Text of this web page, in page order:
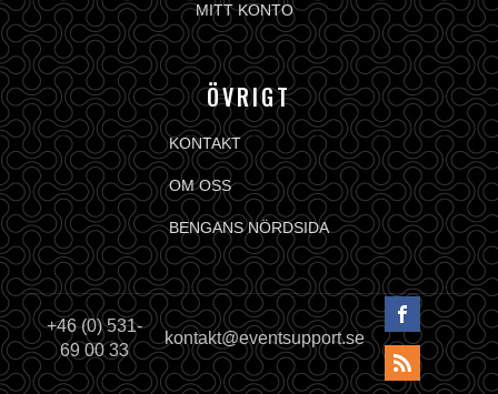
MITT KONTO
ÖVRIGT
KONTAKT
OM OSS
BENGANS NÖRDSIDA
+46 (0) 531-
69 00 33
kontakt@eventsupport.se